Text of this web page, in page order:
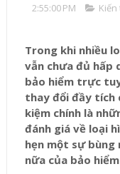
2:55:00 PM
Trong khi nhiều
vẫn chưa đủ hấp
bảo hiểm trực
thay đổi đầy tích
kiệm chính là
đánh giá về loại
hẹn một sự
nữa của bảo